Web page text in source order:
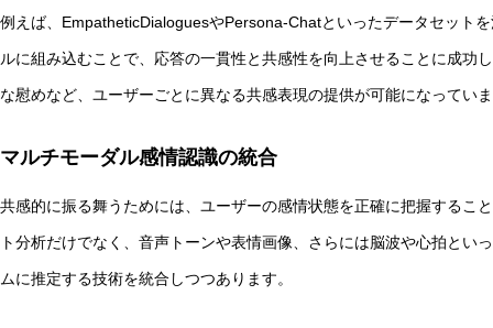
例えば、EmpatheticDialoguesやPersona-Chatといったデータセット
ルに組み込むことで、応答の一貫性と共感性を向上させることに成功
な慰めなど、ユーザーごとに異なる共感表現の提供が可能になってい
マルチモーダル感情認識の統合
共感的に振る舞うためには、ユーザーの感情状態を正確に把握するこ
ト分析だけでなく、音声トーンや表情画像、さらには脳波や心拍とい
ムに推定する技術を統合しつつあります。